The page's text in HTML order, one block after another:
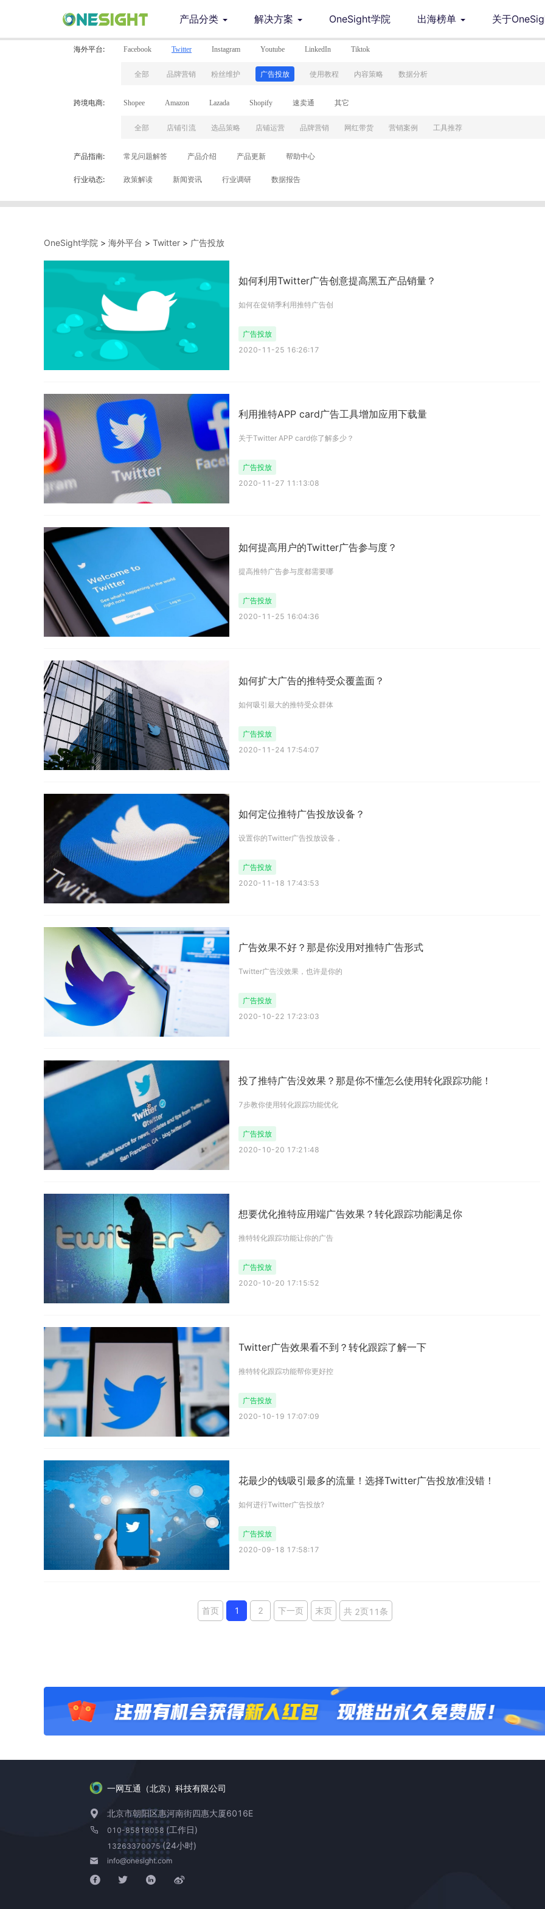
产品分类 解决方案 OneSight学院 出海榜单 关于
海外平台: Facebook
全部 品牌营销 粉丝维护 广告投放 使用教程 内容策略 数据分析
Twitter
全部 品牌营销 粉丝维护 广告投放 使用教程 内容策略 数据分析
Instagram
全部 品牌营销 粉丝维护 广告投放 使用教程 内容策略 数据分析
Youtube
全部 品牌营销 粉丝维护 广告投放 使用教程 内容策略 数据分析
LinkedIn
全部 品牌营销 粉丝维护 广告投放 使用教程 内容策略 数据分析
Tiktok
全部 品牌营销 粉丝维护 广告投放 使用教程 内容策略 数据分析
跨境电商: Shopee
全部 店铺引流 选品策略 店铺运营 品牌营销 网红带货 营销案例 工具推荐
Amazon
全部 店铺引流 选品策略 店铺运营 品牌营销 网红带货 营销案例 工具推荐
Lazada
全部 店铺引流 选品策略 店铺运营 品牌营销 网红带货 营销案例 工具推荐
Shopify
全部 店铺引流 选品策略 店铺运营 品牌营销 网红带货 营销案例 工具推荐
速卖通
全部 店铺引流 选品策略 店铺运营 品牌营销 网红带货 营销案例 工具推荐
其它
全部 店铺引流 选品策略 店铺运营 品牌营销 网红带货 营销案例 工具推荐
产品指南: 常见问题解答 产品介绍 产品更新 帮助中心
行业动态: 政策解读 新闻资讯 行业调研 数据报告
OneSight学院 > 海外平台 > Twitter > 广告投放
如何利用Twitter广告创意提高黑五产品销量？
如何在促销季利用推特广告创
广告投放
2020-11-25 16:26:17
利用推特APP card广告工具增加应用下载量
关于Twitter APP card你了解多少？
广告投放
2020-11-27 11:13:08
如何提高用户的Twitter广告参与度？
提高推特广告参与度都需要哪
广告投放
2020-11-25 16:04:36
如何扩大广告的推特受众覆盖面？
如何吸引最大的推特受众群体
广告投放
2020-11-24 17:54:07
如何定位推特广告投放设备？
设置你的Twitter广告投放设备，
广告投放
2020-11-18 17:43:53
广告效果不好？那是你没用对推特广告形式
Twitter广告没效果，也许是你的
广告投放
2020-10-22 17:23:03
投了推特广告没效果？那是你不懂怎么使用转化跟踪功能！
7步教你使用转化跟踪功能优化
广告投放
2020-10-20 17:21:48
想要优化推特应用端广告效果？转化跟踪功能满足你
推特转化跟踪功能让你的广告
广告投放
2020-10-20 17:15:52
Twitter广告效果看不到？转化跟踪了解一下
推特转化跟踪功能帮你更好控
广告投放
2020-10-19 17:07:09
花最少的钱吸引最多的流量！选择Twitter广告投放准没错！
如何进行Twitter广告投放?
广告投放
2020-09-18 17:58:17
首页 1 2 下一页 末页 共 2页11 条
一网互通（北京）科技有限公司
北京市朝阳区惠河南街四惠大厦6016E
010-85818058 (工作日)
13263370075(24小时)
info@onesight.com